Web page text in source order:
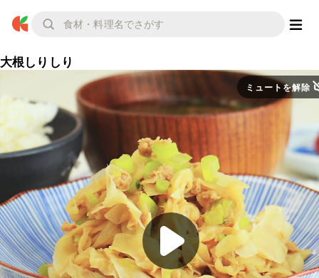
大根しりしり
ミュートを解除